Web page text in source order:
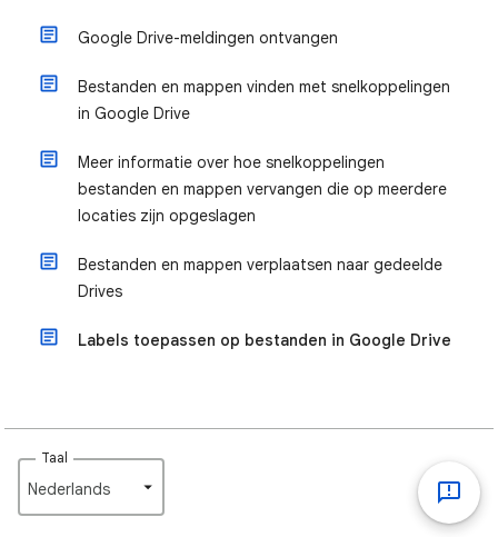
Google Drive-meldingen ontvangen
Bestanden en mappen vinden met snelkoppelingen
in Google Drive
Meer informatie over hoe snelkoppelingen
bestanden en mappen vervangen die op meerdere
locaties zijn opgeslagen
Bestanden en mappen verplaatsen naar gedeelde
Drives
Labels toepassen op bestanden in Google Drive
Taal
Nederlands‎